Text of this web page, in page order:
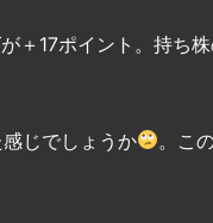
＋17ポイント。持ち
じでしょうか
。こ